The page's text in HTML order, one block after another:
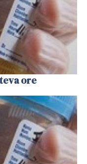
ore